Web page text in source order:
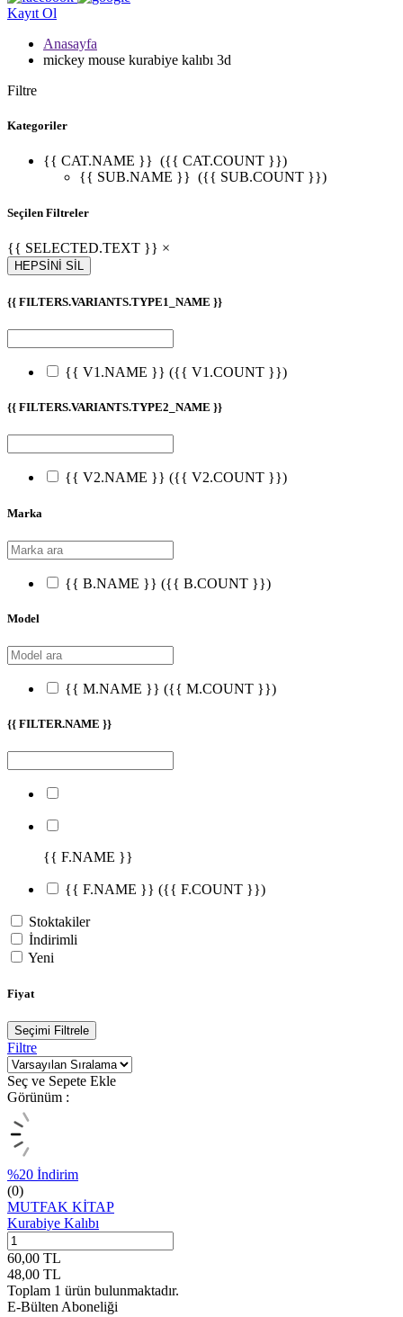
Kayıt Ol
Anasayfa
mickey mouse kurabiye kalıbı 3d
Filtre
Kategoriler
{{ CAT.NAME }} ({{ CAT.COUNT }})
{{ SUB.NAME }} ({{ SUB.COUNT }})
Seçilen Filtreler
{{ SELECTED.TEXT }} ×
HEPSİNİ SİL
{{ FILTERS.VARIANTS.TYPE1_NAME }}
{{ V1.NAME }} ({{ V1.COUNT }})
{{ FILTERS.VARIANTS.TYPE2_NAME }}
{{ V2.NAME }} ({{ V2.COUNT }})
Marka
{{ B.NAME }} ({{ B.COUNT }})
Model
{{ M.NAME }} ({{ M.COUNT }})
{{ FILTER.NAME }}
{{ F.NAME }}
{{ F.NAME }} ({{ F.COUNT }})
Stoktakiler
İndirimli
Yeni
Fiyat
Seçimi Filtrele
Filtre
Seç ve Sepete Ekle
Görünüm :
%20 İndirim
(0)
MUTFAK KİTAP
Kurabiye Kalıbı
60,00 TL
48,00 TL
Toplam 1 ürün bulunmaktadır.
E-Bülten Aboneliği